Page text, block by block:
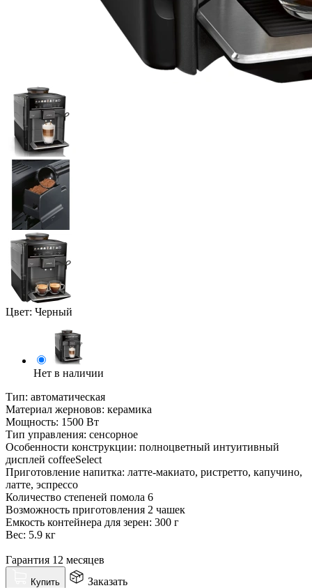
Цвет: Черный
Нет в наличии
Тип: автоматическая
Материал жерновов: керамика
Мощность: 1500 Вт
Тип управления: сенсорное
Особенности конструкции: полноцветный интуитивный
дисплей coffeeSelect
Приготовление напитка: латте-макиато, ристретто, капучино,
латте, эспрессо
Количество степеней помола 6
Возможность приготовления 2 чашек
Емкость контейнера для зерен: 300 г
Вес: 5.9 кг
Гарантия 12 месяцев
Купить
Заказать